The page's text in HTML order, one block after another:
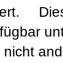
nicht